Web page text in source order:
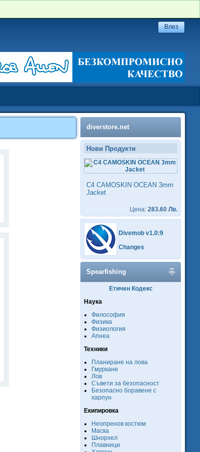
diverstore.net
Нови Продукти
C4 CAMOSKIN OCEAN 3mm
Jacket
Цена: 283.60 Лв.
Divemob v1.0:9
Changes
Spearfishing
Етичен Кодекс
Наука
Философия
Физика
Физиология
Апнеа
Техники
Планиране на лова
Гмуркане
Лов
Съвети за безопасност
Безопасно боравене с
харпун
Екипировка
Неопренов костюм
Маска
Шнорхел
Плавници